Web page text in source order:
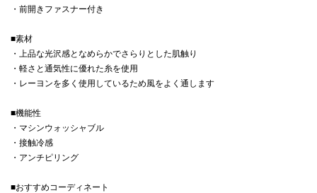
・前開きファスナー付き
■素材
・上品な光沢感となめらかでさらりとした肌触り
・軽さと通気性に優れた糸を使用
・レーヨンを多く使用しているため風をよく通します
■機能性
・マシンウォッシャブル
・接触冷感
・アンチピリング
■おすすめコーディネート